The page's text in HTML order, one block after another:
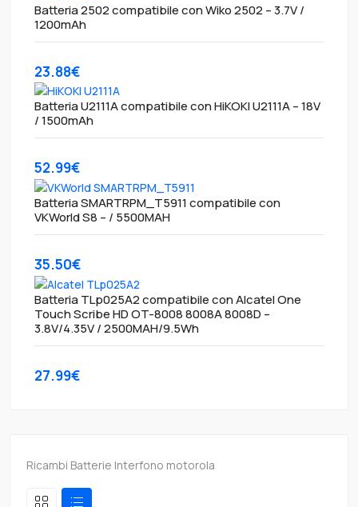
Batteria 2502 compatibile con Wiko 2502 – 3.7V /
1200mAh
23.88€
Batteria U2111A compatibile con HiKOKI U2111A – 18V
/ 1500mAh
52.99€
Batteria SMARTRPM_T5911 compatibile con
VKWorld S8 – / 5500MAH
35.50€
Batteria TLp025A2 compatibile con Alcatel One
Touch Scribe HD OT-8008 8008A 8008D –
3.8V/4.35V / 2500MAH/9.5Wh
27.99€
Ricambi Batterie Interfono motorola